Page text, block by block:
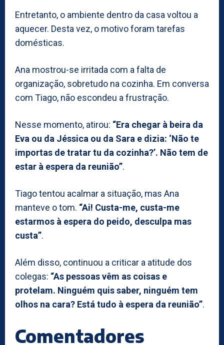
Entretanto, o ambiente dentro da casa voltou a
aquecer. Desta vez, o motivo foram tarefas
domésticas.
Ana mostrou-se irritada com a falta de
organização, sobretudo na cozinha. Em conversa
com Tiago, não escondeu a frustração.
Nesse momento, atirou: “Era chegar à beira da
Eva ou da Jéssica ou da Sara e dizia: ‘Não te
importas de tratar tu da cozinha?’. Não tem de
estar à espera da reunião”.
Tiago tentou acalmar a situação, mas Ana
manteve o tom. “Ai! Custa-me, custa-me
estarmos à espera do peido, desculpa mas
custa”.
Além disso, continuou a criticar a atitude dos
colegas: “As pessoas vêm as coisas e
protelam. Ninguém quis saber, ninguém tem
olhos na cara? Está tudo à espera da reunião”.
Comentadores